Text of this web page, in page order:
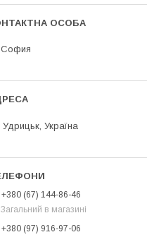
София
Удрицьк, Україна
+380 (67) 144-86-46
Загальний в магазині
+380 (97) 916-97-06